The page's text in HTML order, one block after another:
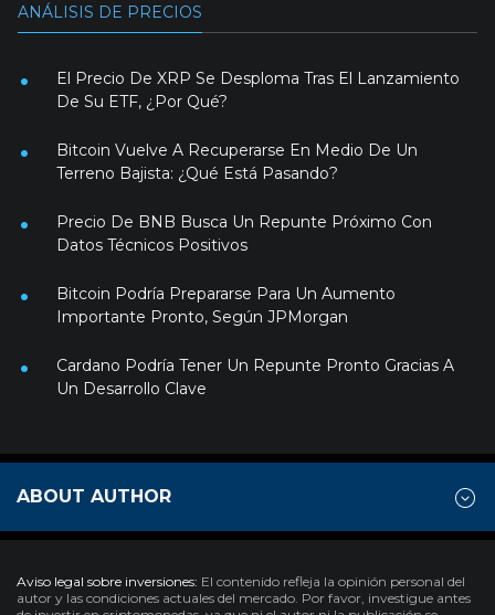
ANÁLISIS DE PRECIOS
El Precio De XRP Se Desploma Tras El Lanzamiento
De Su ETF, ¿Por Qué?
Bitcoin Vuelve A Recuperarse En Medio De Un
Terreno Bajista: ¿Qué Está Pasando?
Precio De BNB Busca Un Repunte Próximo Con
Datos Técnicos Positivos
Bitcoin Podría Prepararse Para Un Aumento
Importante Pronto, Según JPMorgan
Cardano Podría Tener Un Repunte Pronto Gracias A
Un Desarrollo Clave
ABOUT AUTHOR
Aviso legal sobre inversiones: El contenido refleja la opinión personal del
autor y las condiciones actuales del mercado. Por favor, investigue antes